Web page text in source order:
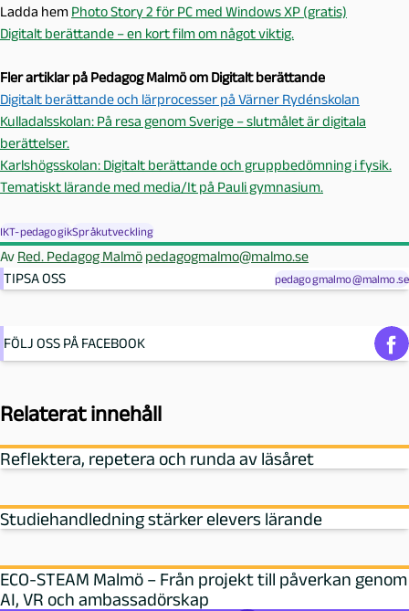
Ladda hem Photo Story 2 för PC med Windows XP (gratis)
Digitalt berättande – en kort film om något viktig.
Fler artiklar på Pedagog Malmö om Digitalt berättande
Digitalt berättande och lärprocesser på Värner Rydénskolan
Kulladalsskolan: På resa genom Sverige – slutmålet är digitala
berättelser.
Karlshögsskolan: Digitalt berättande och gruppbedömning i fysik.
Tematiskt lärande med media/It på Pauli gymnasium.
IKT-pedagogikSpråkutveckling
Av Red. Pedagog Malmö pedagogmalmo@malmo.se
TIPSA OSS
pedagogmalmo@malmo.se
FÖLJ OSS PÅ FACEBOOK
Relaterat innehåll
Reflektera, repetera och runda av läsåret
Studiehandledning stärker elevers lärande
ECO-STEAM Malmö – Från projekt till påverkan genom
AI, VR och ambassadörskap